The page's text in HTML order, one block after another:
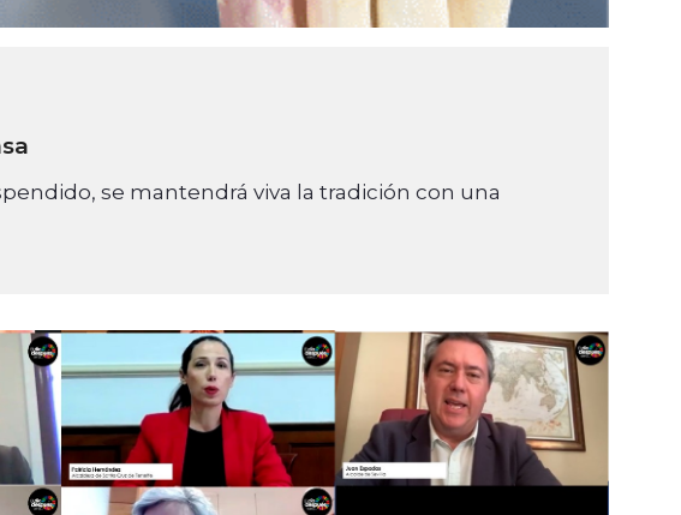
se mantendrá viva la tradición con una